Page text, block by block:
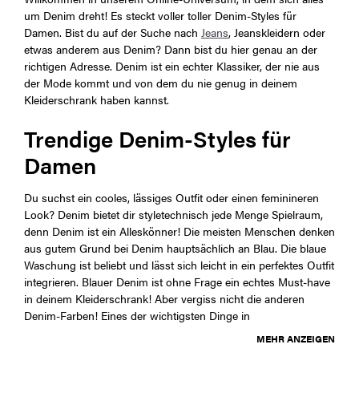
um Denim dreht! Es steckt voller toller Denim-Styles für
Damen. Bist du auf der Suche nach Jeans, Jeanskleidern oder
etwas anderem aus Denim? Dann bist du hier genau an der
richtigen Adresse. Denim ist ein echter Klassiker, der nie aus
der Mode kommt und von dem du nie genug in deinem
Kleiderschrank haben kannst.
Trendige Denim-Styles für
Damen
Du suchst ein cooles, lässiges Outfit oder einen feminineren
Look? Denim bietet dir styletechnisch jede Menge Spielraum,
denn Denim ist ein Alleskönner! Die meisten Menschen denken
aus gutem Grund bei Denim hauptsächlich an Blau. Die blaue
Waschung ist beliebt und lässt sich leicht in ein perfektes Outfit
integrieren. Blauer Denim ist ohne Frage ein echtes Must-have
in deinem Kleiderschrank! Aber vergiss nicht die anderen
Denim-Farben! Eines der wichtigsten Dinge in
MEHR ANZEIGEN